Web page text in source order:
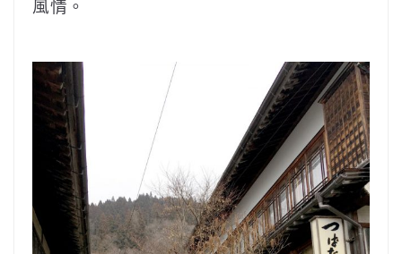
風情。